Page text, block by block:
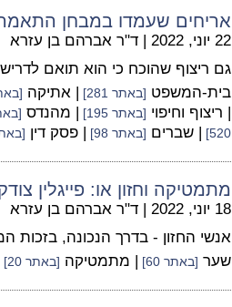
אריחים שעמדו במבחן
22 יוני, 2022 | ד"ר אברהם בן עזרא
גם ריצוף שהוכח כי הוא תואם
בית-המשפט [באתר 281] | אתיקה
| ריצוף וחיפוי [באתר 195] | מהנדס [באתר
520] | שברים [באתר 98] | פסק דין [באתר
מתמטיקה וחזון או: פייגלין
18 יוני, 2022 | ד"ר אברהם בן עזרא
אנשי החזון - בדרך הנכונה, בזכות
שער [באתר 60] | מתמטיקה [באתר 20]